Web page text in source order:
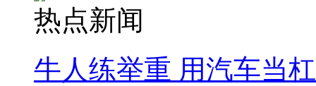
热点新闻
牛人练举重 用汽车当